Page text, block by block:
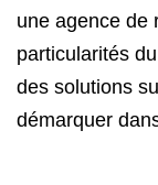
une agence de
particularités
des solutions
démarquer